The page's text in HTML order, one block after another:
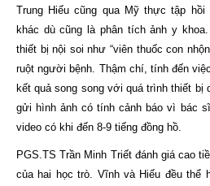
Trung Hiếu cũng qua Mỹ thực tập hồi
khác dù cũng là phân tích ảnh y
thiết bị nội soi như “viên thuốc con
ruột người bệnh. Thậm chí, tính đến
kết quả song song với quá trình thiết bị
gửi hình ảnh có tính cảnh báo vì bác
video có khi đến 8-9 tiếng đồng hồ.
PGS.TS Trần Minh Triết đánh giá cao
của hai học trò. Vĩnh và Hiếu đều thể